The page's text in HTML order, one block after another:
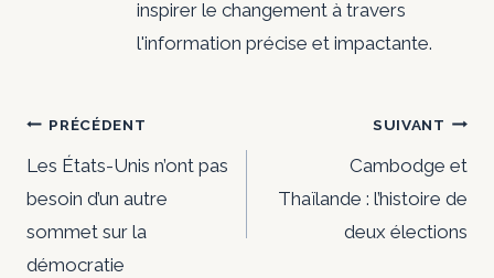
inspirer le changement à travers
l'information précise et impactante.
Navigation
de
l’article
PRÉCÉDENT
Les États-Unis n’ont pas
besoin d’un autre
sommet sur la
démocratie
SUIVANT
Cambodge et
Thaïlande : l’histoire de
deux élections